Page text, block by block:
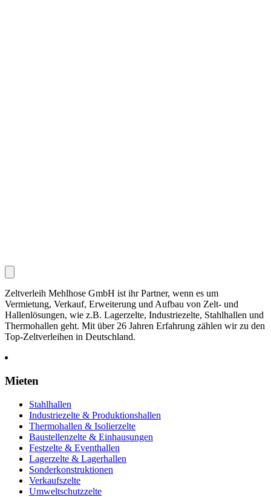
Zeltverleih Mehlhose GmbH ist ihr Partner, wenn es um
Vermietung, Verkauf, Erweiterung und Aufbau von Zelt- und
Hallenlösungen, wie z.B. Lagerzelte, Industriezelte, Stahlhallen und
Thermohallen geht. Mit über 26 Jahren Erfahrung zählen wir zu den
Top-Zeltverleihen in Deutschland.
Mieten
Stahlhallen
Industriezelte & Produktionshallen
Thermohallen & Isolierzelte
Baustellenzelte & Einhausungen
Festzelte & Eventhallen
Lagerzelte & Lagerhallen
Sonderkonstruktionen
Verkaufszelte
Umweltschutzzelte